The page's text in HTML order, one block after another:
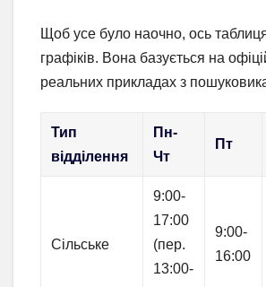
Щоб усе було наочно, ось
графіків. Вона базується на
реальних прикладах з
Тип
відділення
Пн-
Чт
Пт
Сільське
9:00-
17:00
(пер.
13:00-
9:00-
16:00